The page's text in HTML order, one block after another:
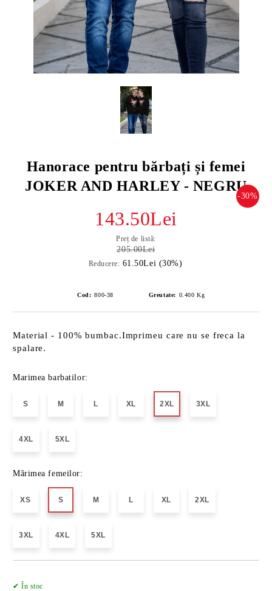
Hanorace pentru bărbați și femei
JOKER AND HARLEY - NEGRU
-30%
143.50Lei
Preț de listă:
205.00Lei
Reducere: 61.50Lei (30%)
Cod: 800-38 Greutate: 0.400 Kg
Material - 100% bumbac.Imprimeu care nu se freca la
spalare.
Marimea barbatilor:
S M L XL 2XL 3XL
4XL 5XL
Mărimea femeilor:
XS S M L XL 2XL
3XL 4XL 5XL
✔ În stoc